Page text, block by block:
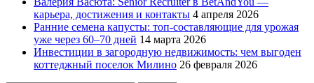
карьера, достижения и контакты 4 апреля 2026
Ранние семена капусты: топ‑составляющие для урожая
уже через 60–70 дней 14 марта 2026
Инвестиции в загородную недвижимость: чем выгоден
коттеджный поселок Милино 26 февраля 2026